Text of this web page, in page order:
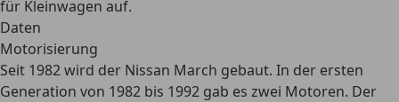
für Kleinwagen auf.
Daten
Motorisierung
Seit 1982 wird der Nissan March gebaut. In der ersten
Generation von 1982 bis 1992 gab es zwei Motoren. Der